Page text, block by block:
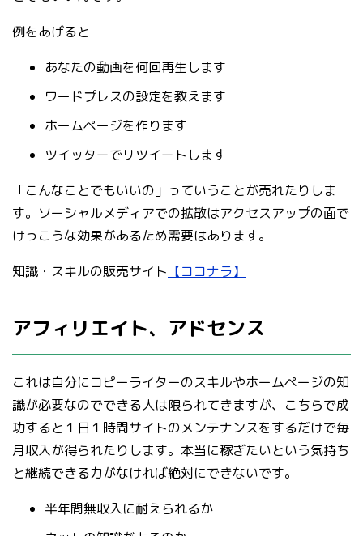
例をあげると
あなたの動画を何回再生します
ワードプレスの設定を教えます
ホームページを作ります
ツイッターでリツイートします
「こんなことでもいいの」っていうことが売れたりしま
す。ソーシャルメディアでの拡散はアクセスアップの面で
けっこうな効果があるため需要はあります。
知識・スキルの販売サイト 【ココナラ】
アフィリエイト、アドセンス
これは自分にコピーライターのスキルやホームページの知
識が必要なのでできる人は限られてきますが、こちらで成
功すると１日１時間サイトのメンテナンスをするだけで毎
月収入が得られたりします。本当に稼ぎたいという気持ち
と継続できる力がなければ絶対にできないです。
半年間無収入に耐えられるか